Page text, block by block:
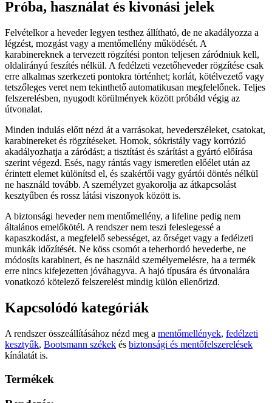
Próba, használat és kivonási jelek
Felvételkor a heveder legyen testhez állítható, de ne akadályozza a
légzést, mozgást vagy a mentőmellény működését. A
karabinereknek a tervezett rögzítési ponton teljesen záródniuk kell,
oldalirányú feszítés nélkül. A fedélzeti vezetőheveder rögzítése csak
erre alkalmas szerkezeti pontokra történhet; korlát, kötélvezető vagy
tetszőleges veret nem tekinthető automatikusan megfelelőnek. Teljes
felszerelésben, nyugodt körülmények között próbáld végig az
útvonalat.
Minden indulás előtt nézd át a varrásokat, hevederszéleket, csatokat,
karabinereket és rögzítéseket. Homok, sókristály vagy korrózió
akadályozhatja a záródást; a tisztítást és szárítást a gyártó előírása
szerint végezd. Esés, nagy rántás vagy ismeretlen előélet után az
érintett elemet különítsd el, és szakértői vagy gyártói döntés nélkül
ne használd tovább. A személyzet gyakorolja az átkapcsolást
kesztyűben és rossz látási viszonyok között is.
A biztonsági heveder nem mentőmellény, a lifeline pedig nem
általános emelőkötél. A rendszer nem teszi feleslegessé a
kapaszkodást, a megfelelő sebességet, az őrséget vagy a fedélzeti
munkák időzítését. Ne köss csomót a teherhordó hevederbe, ne
módosíts karabinert, és ne használd személyemelésre, ha a termék
erre nincs kifejezetten jóváhagyva. A hajó típusára és útvonalára
vonatkozó kötelező felszerelést mindig külön ellenőrizd.
Kapcsolódó kategóriák
A rendszer összeállításához nézd meg a mentőmellények, fedélzeti
kesztyűk, Bootsmann székek és biztonsági és mentőfelszerelések
kínálatát is.
Termékek